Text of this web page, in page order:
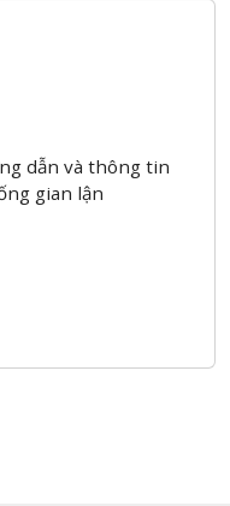
dẫn và thông tin
gian lận